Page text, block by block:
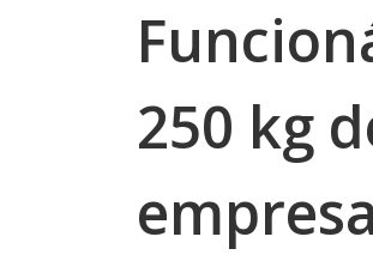
250 kg
empresa